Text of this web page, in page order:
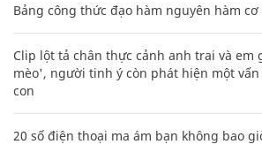
Bảng công thức đạo hàm nguyên hàm
Clip lột tả chân thực cảnh anh trai và em
mèo', người tinh ý còn phát hiện một
con
20 số điện thoại ma ám bạn không bao